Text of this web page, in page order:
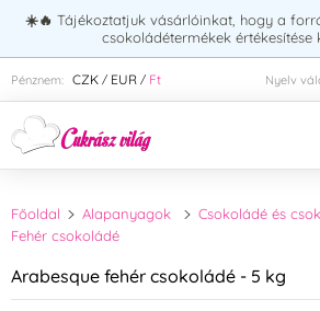
☀️🔥 Tájékoztatjuk vásárlóinkat, hogy a
csokoládétermékek értékesítése
Pénznem: CZK / EUR / Ft Nyelv
Adja meg a keresett kifejezést:
Főoldal Alapanyagok
Csokoládé és
Fehér csokoládé
Arabesque fehér csokoládé - 5 kg